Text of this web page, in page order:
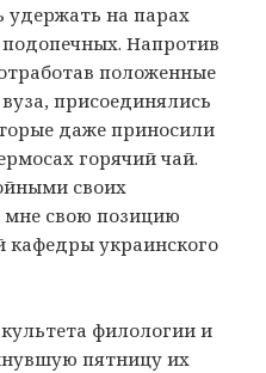
удержать на парах
Напротив
положенные
присоединялись
даже приносили
горячий чай.
своих
мне свою позицию
кафедры украинского
филологии и
пятницу их